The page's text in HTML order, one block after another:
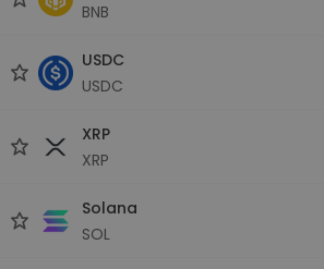
BNB
USDC
USDC
XRP
XRP
Solana
SOL